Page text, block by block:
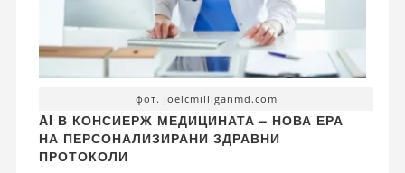
фот. joelcmilliganmd.com
AI В КОНСИЕРЖ МЕДИЦИНАТА – НОВА ЕРА
НА ПЕРСОНАЛИЗИРАНИ ЗДРАВНИ
ПРОТОКОЛИ